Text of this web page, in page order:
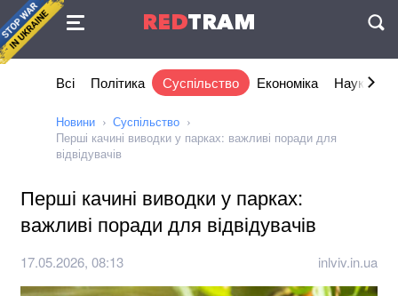
REDTRAM
Угода
Всі Політика Суспільство Економіка Наука та
Новини
Суспільство
Перші качині виводки у парках: важливі поради для
відвідувачів
Перші качині виводки у парках:
важливі поради для відвідувачів
17.05.2026, 08:13 inlviv.in.ua